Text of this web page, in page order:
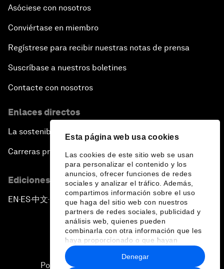
Esta página web usa cookies
Las cookies de este sitio web se usan
para personalizar el contenido y los
anuncios, ofrecer funciones de redes
sociales y analizar el tráfico. Además,
compartimos información sobre el uso
que haga del sitio web con nuestros
partners de redes sociales, publicidad y
análisis web, quienes pueden
combinarla con otra información que les
haya proporcionado o que hayan
recopilado a partir del uso que haya
hecho de sus servicios.
Denegar
Asóciese con nosotros
Conviértase en miembro
Regístrese para recibir nuestras notas de prensa
Suscríbase a nuestros boletines
Contacte con nosotros
Enlaces directos
La sostenibilidad en el Foro
Carreras profesionales
Ediciones en otros idiomas
EN ▪ES▪中文▪ 日本語
Política de privacidad y normas de uso